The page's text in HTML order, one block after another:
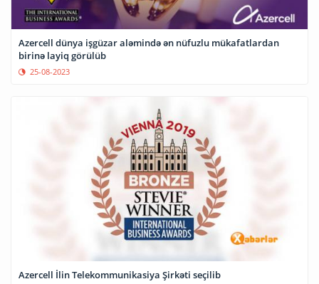
Azercell dünya işgüzar aləmində ən nüfuzlu mükafatlardan
birinə layiq görülüb
25-08-2023
Azercell İlin Telekommunikasiya Şirkəti seçilib